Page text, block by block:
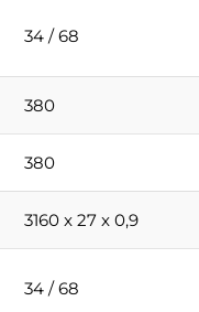
34 / 68
380
380
3160 x 27 x 0,9
34 / 68